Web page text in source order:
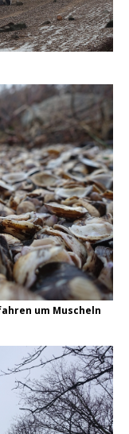
um Muscheln